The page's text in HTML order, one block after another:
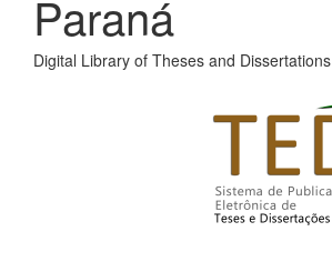
Paraná
Digital Library of Theses and Dissertations